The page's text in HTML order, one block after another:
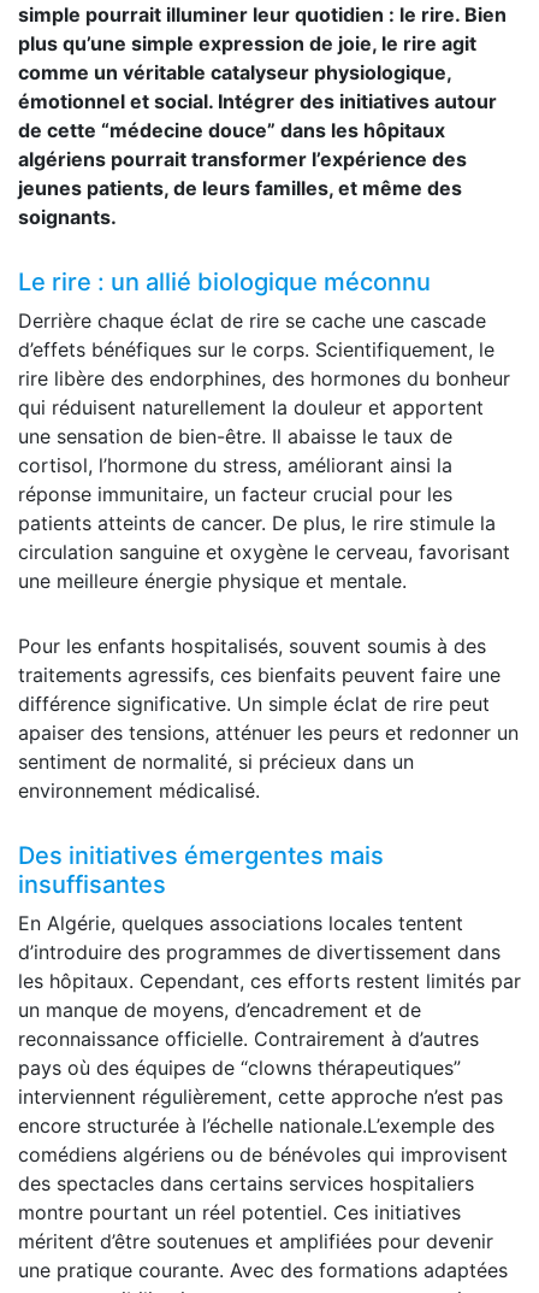
simple pourrait illuminer leur quotidien : le rire. Bien
plus qu’une simple expression de joie, le rire agit
comme un véritable catalyseur physiologique,
émotionnel et social. Intégrer des initiatives autour
de cette “médecine douce” dans les hôpitaux
algériens pourrait transformer l’expérience des
jeunes patients, de leurs familles, et même des
soignants.
Le rire : un allié biologique méconnu
Derrière chaque éclat de rire se cache une cascade
d’effets bénéfiques sur le corps. Scientifiquement, le
rire libère des endorphines, des hormones du bonheur
qui réduisent naturellement la douleur et apportent
une sensation de bien-être. Il abaisse le taux de
cortisol, l’hormone du stress, améliorant ainsi la
réponse immunitaire, un facteur crucial pour les
patients atteints de cancer. De plus, le rire stimule la
circulation sanguine et oxygène le cerveau, favorisant
une meilleure énergie physique et mentale.
Pour les enfants hospitalisés, souvent soumis à des
traitements agressifs, ces bienfaits peuvent faire une
différence significative. Un simple éclat de rire peut
apaiser des tensions, atténuer les peurs et redonner un
sentiment de normalité, si précieux dans un
environnement médicalisé.
Des initiatives émergentes mais
insuffisantes
En Algérie, quelques associations locales tentent
d’introduire des programmes de divertissement dans
les hôpitaux. Cependant, ces efforts restent limités par
un manque de moyens, d’encadrement et de
reconnaissance officielle. Contrairement à d’autres
pays où des équipes de “clowns thérapeutiques”
interviennent régulièrement, cette approche n’est pas
encore structurée à l’échelle nationale.L’exemple des
comédiens algériens ou de bénévoles qui improvisent
des spectacles dans certains services hospitaliers
montre pourtant un réel potentiel. Ces initiatives
méritent d’être soutenues et amplifiées pour devenir
une pratique courante. Avec des formations adaptées